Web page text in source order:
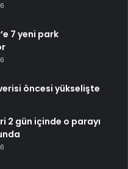
7 yeni park
öncesi yükselişte
2 gün içinde o parayı